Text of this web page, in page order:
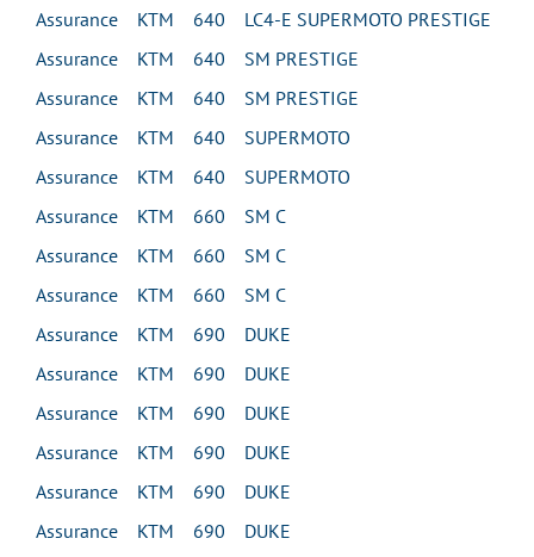
Assurance KTM 640 LC4-E SUPERMOTO PRESTIGE
Assurance KTM 640 SM PRESTIGE
Assurance KTM 640 SM PRESTIGE
Assurance KTM 640 SUPERMOTO
Assurance KTM 640 SUPERMOTO
Assurance KTM 660 SM C
Assurance KTM 660 SM C
Assurance KTM 660 SM C
Assurance KTM 690 DUKE
Assurance KTM 690 DUKE
Assurance KTM 690 DUKE
Assurance KTM 690 DUKE
Assurance KTM 690 DUKE
Assurance KTM 690 DUKE